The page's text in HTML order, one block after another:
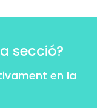
secció?
en la